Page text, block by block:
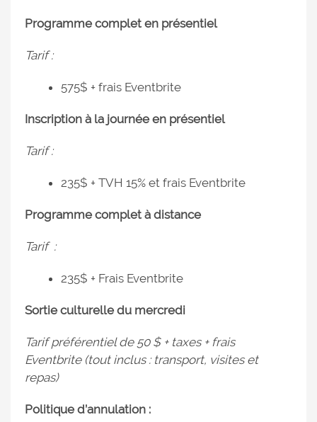
Programme complet en présentiel
Tarif :
575$ + frais Eventbrite
Inscription à la journée en présentiel
Tarif :
235$ + TVH 15% et frais Eventbrite
Programme complet à distance
Tarif :
235$ + Frais Eventbrite
Sortie culturelle du mercredi
Tarif préférentiel de 50 $ + taxes + frais
Eventbrite (tout inclus : transport, visites et
repas)
Politique d’annulation :